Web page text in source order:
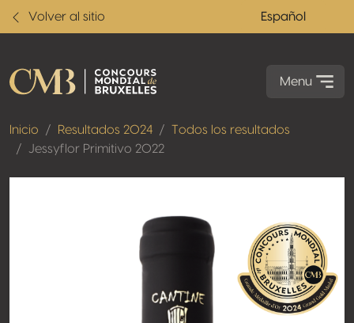
Volver al sitio Español
Menu
Inicio Resultados 2024
Todos los resultados
Jessyflor Primitivo 2022